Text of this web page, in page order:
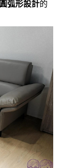
圓弧形設計的